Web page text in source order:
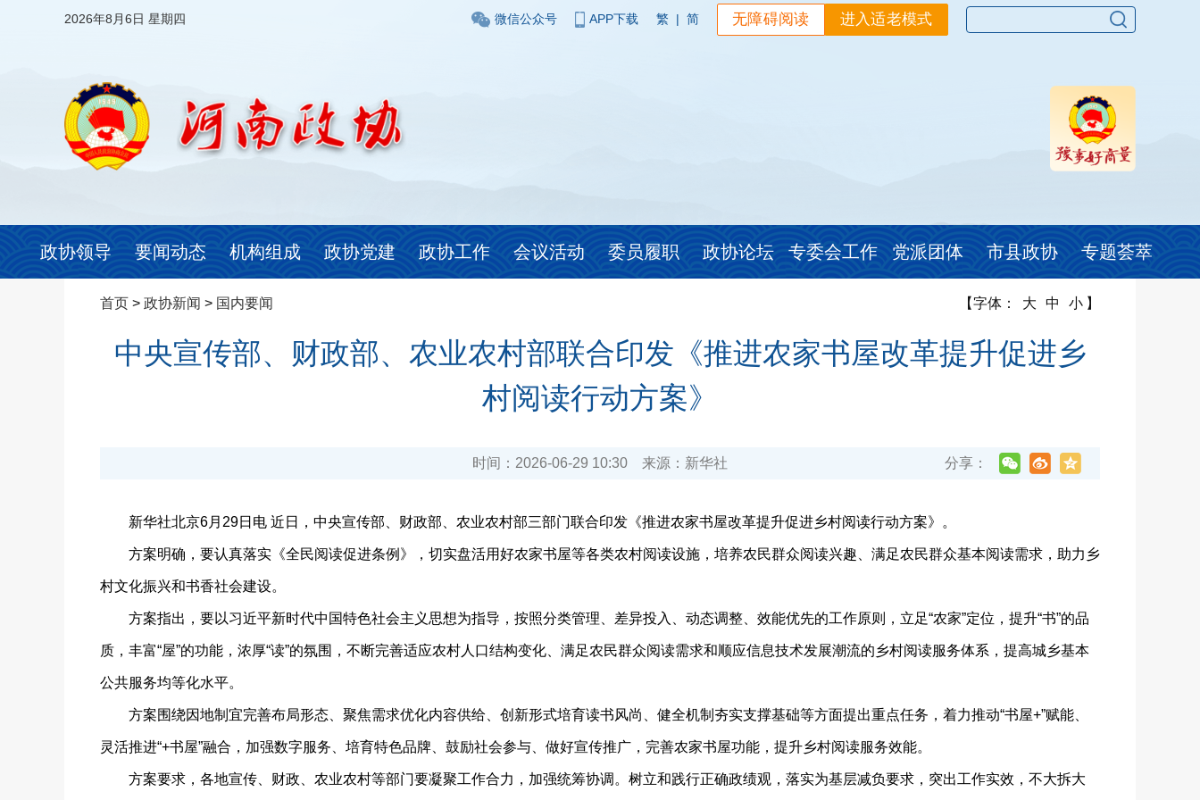
2026年8月6日 星期四 微信公众号 APP下载 繁 | 简 进入适老模式
无障碍阅读
政协领导 要闻动态 机构组成 政协党建 政协工作 会议活动 委员履职 政协论坛 专委会工作 党派团体 市县政协 专题荟萃
首页 > 政协新闻 > 国内要闻 【字体： 大 中 小 】
中央宣传部、财政部、农业农村部联合印发《推进农家书屋改革提升促进乡
村阅读行动方案》
时间： 2026-06-29 10:30 来源： 新华社 分享：
新华社北京6月29日电 近日，中央宣传部、财政部、农业农村部三部门联合印发《推进农家书屋改革提升促进乡村阅读行动方案》。
方案明确，要认真落实《全民阅读促进条例》，切实盘活用好农家书屋等各类农村阅读设施，培养农民群众阅读兴趣、满足农民群众基本阅读需求，助力乡
村文化振兴和书香社会建设。
方案指出，要以习近平新时代中国特色社会主义思想为指导，按照分类管理、差异投入、动态调整、效能优先的工作原则，立足“农家”定位，提升“书”的品
质，丰富“屋”的功能，浓厚“读”的氛围，不断完善适应农村人口结构变化、满足农民群众阅读需求和顺应信息技术发展潮流的乡村阅读服务体系，提高城乡基本
公共服务均等化水平。
方案围绕因地制宜完善布局形态、聚焦需求优化内容供给、创新形式培育读书风尚、健全机制夯实支撑基础等方面提出重点任务，着力推动“书屋+”赋能、
灵活推进“+书屋”融合，加强数字服务、培育特色品牌、鼓励社会参与、做好宣传推广，完善农家书屋功能，提升乡村阅读服务效能。
方案要求，各地宣传、财政、农业农村等部门要凝聚工作合力，加强统筹协调。树立和践行正确政绩观，落实为基层减负要求，突出工作实效，不大拆大